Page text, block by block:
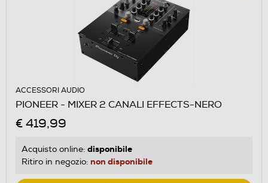
ACCESSORI AUDIO
PIONEER - MIXER 2 CANALI EFFECTS-NERO
€ 419,99
Acquisto online: disponibile
Ritiro in negozio: non disponibile